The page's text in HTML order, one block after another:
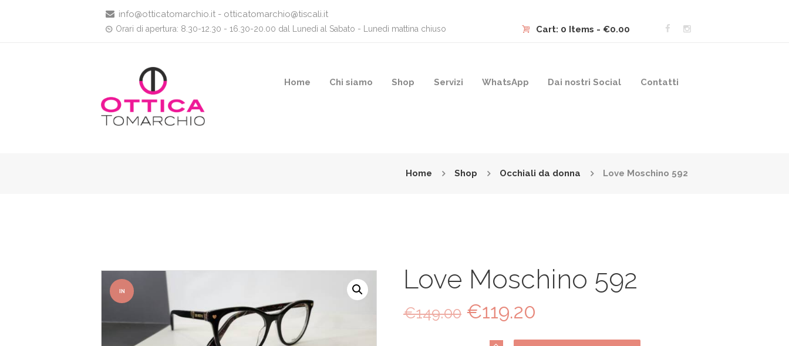
info@otticatomarchio.it - otticatomarchio@tiscali.it
Orari di apertura: 8.30-12.30 - 16.30-20.00 dal Lunedì al Sabato - Lunedì mattina chiuso Cart: 0 Items - €0.00
Home Chi siamo Shop Servizi WhatsApp Dai nostri Social Contatti
Home Shop Occhiali da donna Love Moschino 592
IN Love Moschino 592
€149.00 Il
prezzo
originale
€119.20
attuale